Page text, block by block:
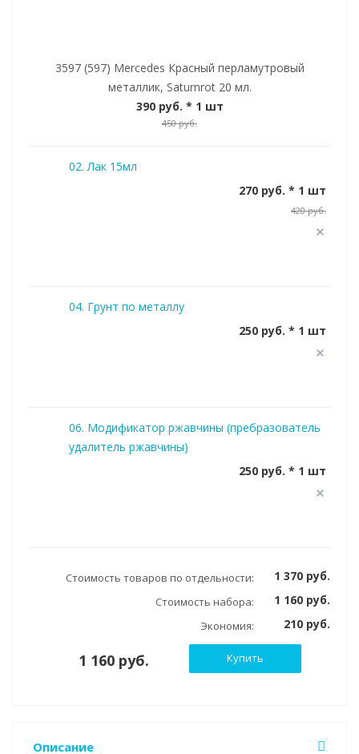
3597 (597) Mercedes Красный перламутровый
металлик, Saturnrot 20 мл.
390 руб. * 1 шт
450 руб.
02. Лак 15мл
270 руб. * 1 шт
420 руб.
04. Грунт по металлу
250 руб. * 1 шт
06. Модификатор ржавчины (пребразователь
удалитель ржавчины)
250 руб. * 1 шт
Стоимость товаров по отдельности: 1 370 руб.
Стоимость набора: 1 160 руб.
Экономия: 210 руб.
1 160 руб. Купить
Описание